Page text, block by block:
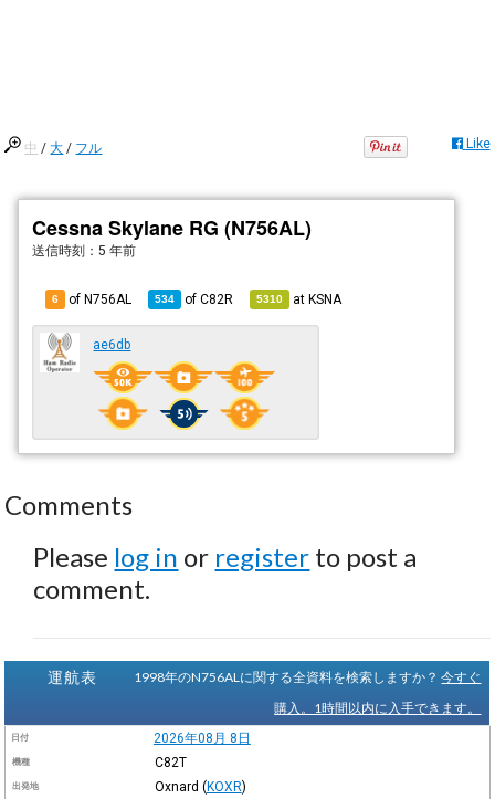
中 /大 / フル Like
Cessna Skylane RG (N756AL)
送信時刻：5 年前
6 of N756AL 534 ofC82R 5310 atKSNA
ae6db
Comments
Please log in or register to post a
comment.
運航表 1998年のN756ALに関する全資料を検索しますか？今すぐ
購入。1時間以内に入手できます。
日付 2026年08月 8日
機種 C82T
出発地 Oxnard (KOXR)